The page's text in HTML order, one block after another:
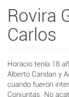
Rovira
Carlos
Horacio tenía 18
Alberto Candan y
cuando fueron
Conjuntas. No